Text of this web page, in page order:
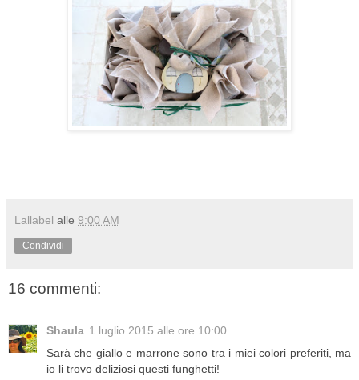
Lallabel alle 9:00 AM
Condividi
16 commenti:
Shaula 1 luglio 2015 alle ore 10:00
Sarà che giallo e marrone sono tra i miei colori preferiti, ma
io li trovo deliziosi questi funghetti!